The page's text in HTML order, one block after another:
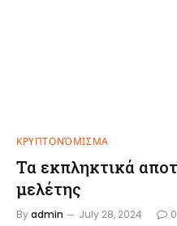
ΚΡΥΠΤΟΝΌΜΙΣΜΑ
Τα εκπληκτικά
μελέτης
Byadmin July 28, 2024 0